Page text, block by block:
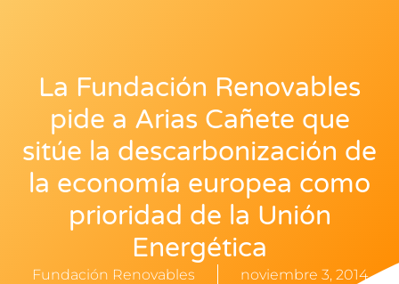
La Fundación Renovables
pide a Arias Cañete que
sitúe la descarbonización de
la economía europea como
prioridad de la Unión
Energética
Fundación Renovables noviembre 3, 2014